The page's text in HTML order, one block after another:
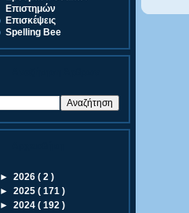
Επιστημών
Eπισκέψεις
Spelling Bee
► 2026 ( 2 )
► 2025 ( 171 )
► 2024 ( 192 )